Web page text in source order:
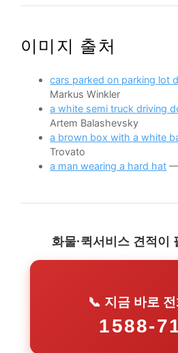
이미지 출처
cars parked on parking lot
Markus Winkler
a white semi truck driving
Artem Balashevsky
a brown box with a white
Trovato
a man wearing a hard hat —
화물·퀵서비스 견적이
📞 지금 바로
1588-